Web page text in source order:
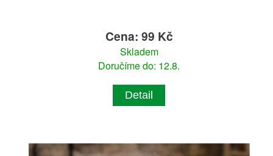
Cena: 99 Kč
Skladem
Doručíme do: 12.8.
Detail